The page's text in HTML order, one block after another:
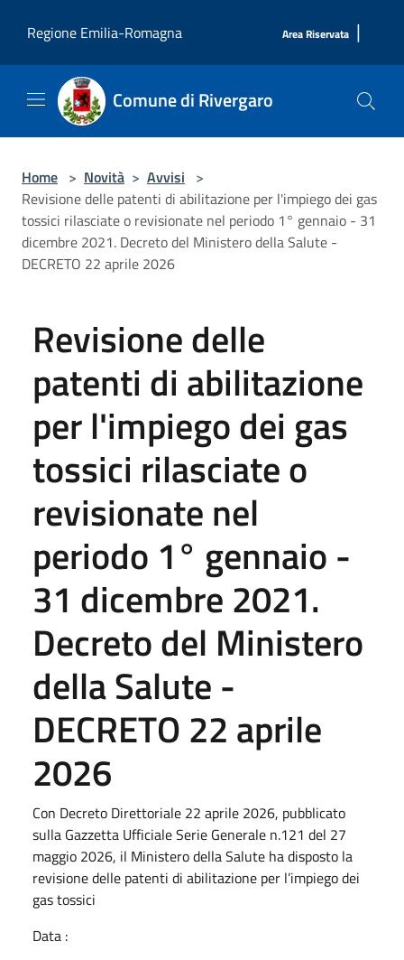
Regione Emilia-Romagna
Area Riservata |
Comune di Rivergaro
Home > Novità > Avvisi >
Revisione delle patenti di abilitazione per l'impiego dei gas
tossici rilasciate o revisionate nel periodo 1° gennaio - 31
dicembre 2021. Decreto del Ministero della Salute -
DECRETO 22 aprile 2026
Revisione delle
patenti di abilitazione
per l'impiego dei gas
tossici rilasciate o
revisionate nel
periodo 1° gennaio -
31 dicembre 2021.
Decreto del Ministero
della Salute -
DECRETO 22 aprile
2026
Con Decreto Direttoriale 22 aprile 2026, pubblicato
sulla Gazzetta Ufficiale Serie Generale n.121 del 27
maggio 2026, il Ministero della Salute ha disposto la
revisione delle patenti di abilitazione per l’impiego dei
gas tossici
Data :